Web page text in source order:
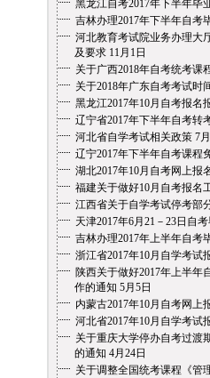
黑龙江自考2017年下半年毕
吉林办理2017年下半年自考
河北教育考试院业务办理大
及要求11月1日
关于广西2018年自考统考课
关于2018年广东自考考试时
黑龙江2017年10月自考报名
辽宁省2017年下半年自考转
河北省自学考试相关政策7
辽宁2017年下半年自考课程
湖北2017年10月自考网上报
福建关于做好10月自考报名
江西省关于自学考试停考部
天津2017年6月21－23日自
吉林办理2017年上半年自考
浙江省2017年10月自学考试
陕西关于做好2017年上半年
作的通知 5月5日
内蒙古2017年10月自考网上
河北省2017年10月自学考试
关于重庆大学停办自考过渡
的通知 4月24日
关于调整全国统考课程《管